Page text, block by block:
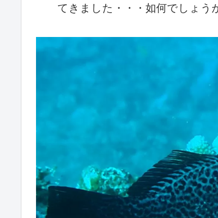
てきました・・・如何でしょう